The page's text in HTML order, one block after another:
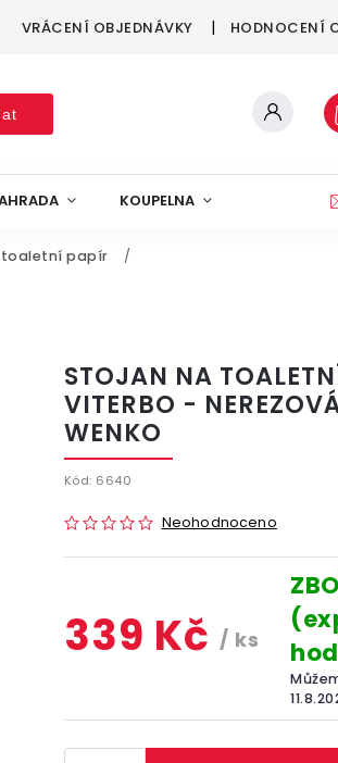
VRÁCENÍ OBJEDNÁVKY HODNOCENÍ
KOUPELNA
toaletní papír /
STOJAN NA
VITERBO -
WENKO
Kód: 6640
Neohodnoceno
339 Kč / ks